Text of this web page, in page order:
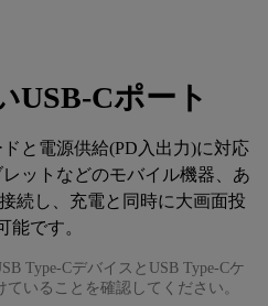
USB-Cポート
と電源供給(PD入出力)に対応
ットなどのモバイル機器、あ
続し、充電と同時に大画面投
Type-CデバイスとUSB Type-Cケ
いることを確認してください。